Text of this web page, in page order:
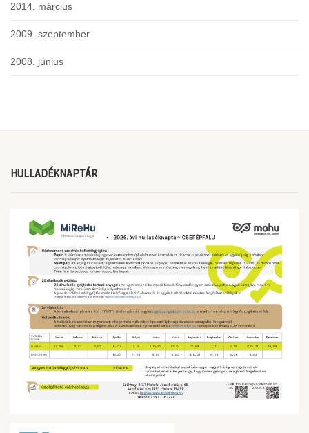
2014. március
2009. szeptember
2008. június
HULLADÉKNAPTÁR